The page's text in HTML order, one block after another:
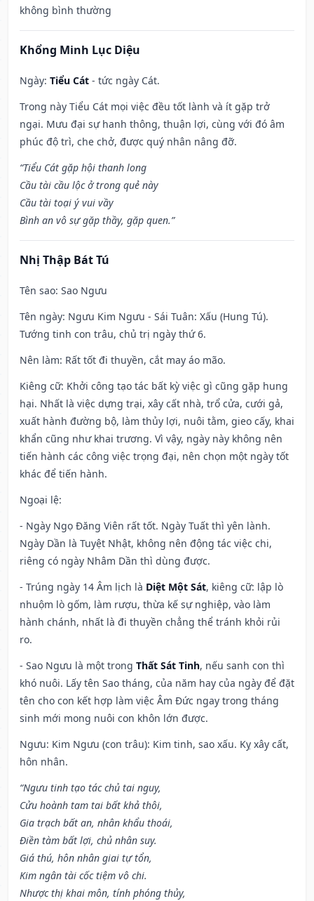
không bình thường
Khổng Minh Lục Diệu
Ngày: Tiểu Cát - tức ngày Cát.
Trong này Tiểu Cát mọi việc đều tốt lành và ít gặp trở
ngại. Mưu đại sự hanh thông, thuận lợi, cùng với đó âm
phúc độ trì, che chở, được quý nhân nâng đỡ.
“Tiểu Cát gặp hội thanh long
Cầu tài cầu lộc ở trong quẻ này
Cầu tài toại ý vui vầy
Bình an vô sự gặp thầy, gặp quen.”
Nhị Thập Bát Tú
Tên sao: Sao Ngưu
Tên ngày: Ngưu Kim Ngưu - Sái Tuân: Xấu (Hung Tú).
Tướng tinh con trâu, chủ trị ngày thứ 6.
Nên làm: Rất tốt đi thuyền, cắt may áo mão.
Kiêng cữ: Khởi công tạo tác bất kỳ việc gì cũng gặp hung
hại. Nhất là việc dựng trại, xây cất nhà, trổ cửa, cưới gả,
xuất hành đường bộ, làm thủy lợi, nuôi tằm, gieo cấy, khai
khẩn cũng như khai trương. Vì vậy, ngày này không nên
tiến hành các công việc trọng đại, nên chọn một ngày tốt
khác để tiến hành.
Ngoại lệ:
- Ngày Ngọ Đăng Viên rất tốt. Ngày Tuất thì yên lành.
Ngày Dần là Tuyệt Nhật, không nên động tác việc chi,
riêng có ngày Nhâm Dần thì dùng được.
- Trúng ngày 14 Âm lịch là Diệt Một Sát, kiêng cữ: lập lò
nhuộm lò gốm, làm rượu, thừa kế sự nghiệp, vào làm
hành chánh, nhất là đi thuyền chẳng thể tránh khỏi rủi
ro.
- Sao Ngưu là một trong Thất Sát Tinh, nếu sanh con thì
khó nuôi. Lấy tên Sao tháng, của năm hay của ngày để đặt
tên cho con kết hợp làm việc Âm Đức ngay trong tháng
sinh mới mong nuôi con khôn lớn được.
Ngưu: Kim Ngưu (con trâu): Kim tinh, sao xấu. Kỵ xây cất,
hôn nhân.
“Ngưu tinh tạo tác chủ tai nguy,
Cửu hoành tam tai bất khả thôi,
Gia trạch bất an, nhân khẩu thoái,
Điền tàm bất lợi, chủ nhân suy.
Giá thú, hôn nhân giai tự tổn,
Kim ngân tài cốc tiệm vô chi.
Nhược thị khai môn, tính phóng thủy,